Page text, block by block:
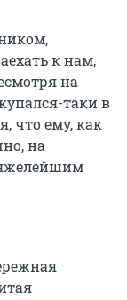
к нам,
на
таки в
что ему, как
на